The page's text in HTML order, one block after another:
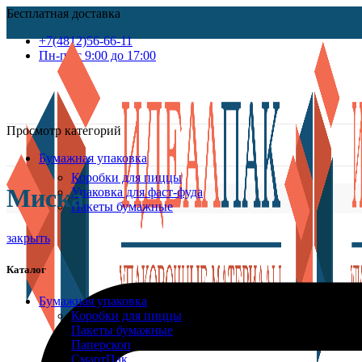
Бесплатная доставка
+7(4812)56-66-11
Пн-пт c 9:00 до 17:00
Просмотр категорий
Бумажная упаковка
Коробки для пиццы
Упаковка для фаст-фуда
Пакеты бумажные
Миска
закрыть
Каталог
Бумажная упаковка
Коробки для пиццы
Пакеты бумажные
Паперскоп